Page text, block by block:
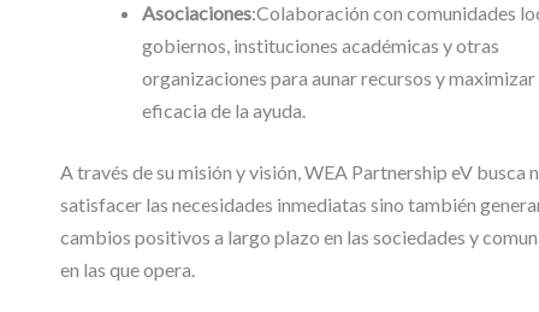
Asociaciones:Colaboración con comunidades
gobiernos, instituciones académicas y otras
organizaciones para aunar recursos y maximizar
eficacia de la ayuda.
A través de su misión y visión, WEA Partnership eV busca
satisfacer las necesidades inmediatas sino también
cambios positivos a largo plazo en las sociedades y
en las que opera.